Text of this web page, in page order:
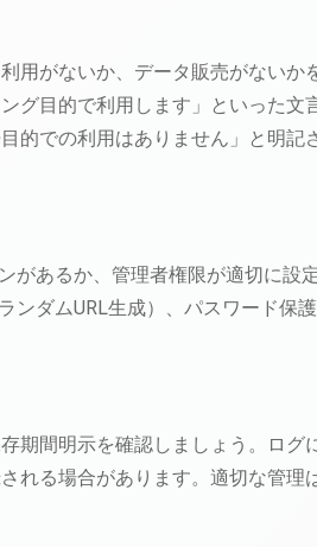
用がないか、データ販売がないか
グ目的で利用します」といった文
的での利用はありません」と明記
があるか、管理者権限が適切に設
ンダムURL生成）、パスワード保
期間明示を確認しましょう。ログ
れる場合があります。適切な管理